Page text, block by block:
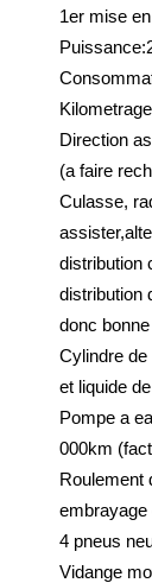
1er mise
Direction
(a faire
Culasse,
distribution
distribution
donc
Cylindre de
et liquide
Pompe a
000km
Roulement
embrayage
4 pneus
Vidange